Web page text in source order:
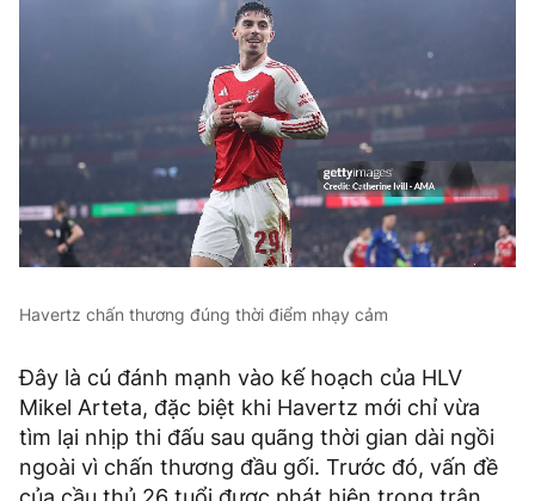
Havertz chấn thương đúng thời điểm nhạy cảm
Đây là cú đánh mạnh vào kế hoạch của HLV
Mikel Arteta, đặc biệt khi Havertz mới chỉ vừa
tìm lại nhịp thi đấu sau quãng thời gian dài ngồi
ngoài vì chấn thương đầu gối. Trước đó, vấn đề